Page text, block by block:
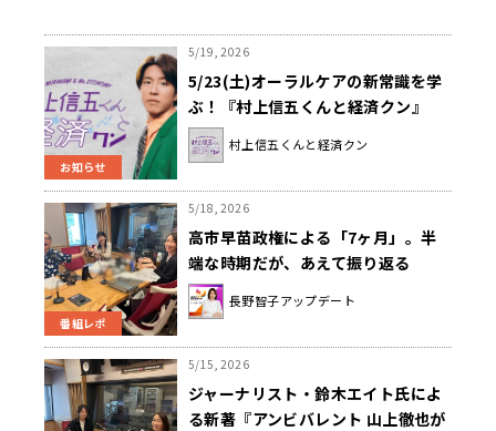
お知らせ
5/19, 2026
5/23(土)オーラルケアの新常識を学
ぶ！『村上信五くんと経済クン』
村上信五くんと経済クン
番組レポ
5/18, 2026
高市早苗政権による「7ヶ月」。半
端な時期だが、あえて振り返る
長野智子アップデート
5/15, 2026
ジャーナリスト・鈴木エイト氏によ
る新著『アンビバレント 山上徹也が